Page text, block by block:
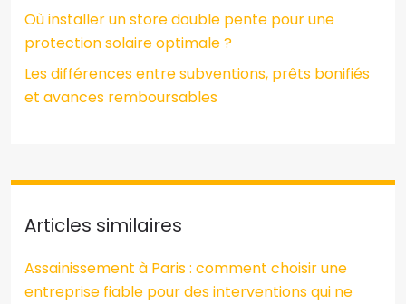
Où installer un store double pente pour une
protection solaire optimale ?
Les différences entre subventions, prêts bonifiés
et avances remboursables
Articles similaires
Assainissement à Paris : comment choisir une
entreprise fiable pour des interventions qui ne